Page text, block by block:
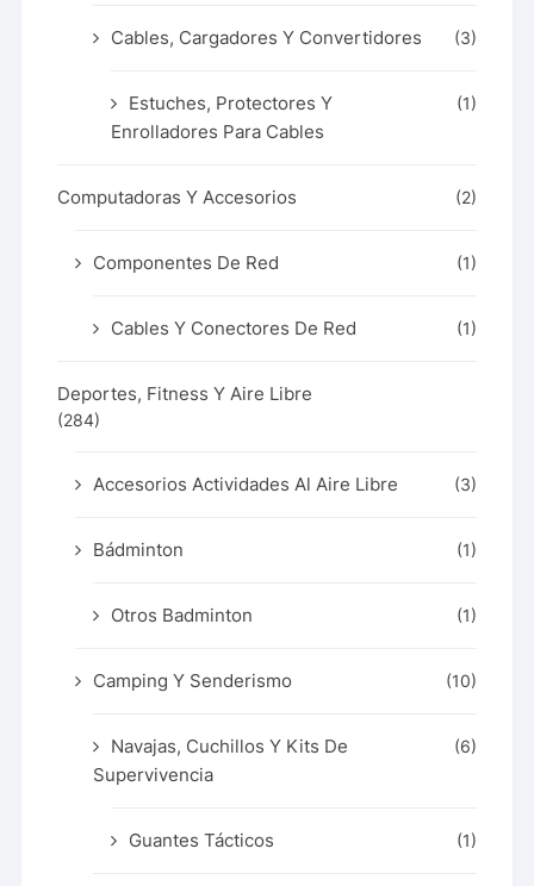
Cables, Cargadores Y Convertidores (3)
Estuches, Protectores Y
Enrolladores Para Cables
(1)
Computadoras Y Accesorios (2)
Componentes De Red (1)
Cables Y Conectores De Red (1)
Deportes, Fitness Y Aire Libre
(284)
Accesorios Actividades Al Aire Libre (3)
Bádminton (1)
Otros Badminton (1)
Camping Y Senderismo (10)
Navajas, Cuchillos Y Kits De
Supervivencia
(6)
Guantes Tácticos (1)